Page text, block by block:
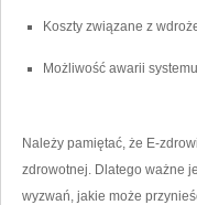
Koszty ⁤związane‍ z‌
Możliwość awarii
Należy‌ pamiętać, że E-
zdrowotnej.⁣ Dlatego ważne
wyzwań, jakie ‌może⁣